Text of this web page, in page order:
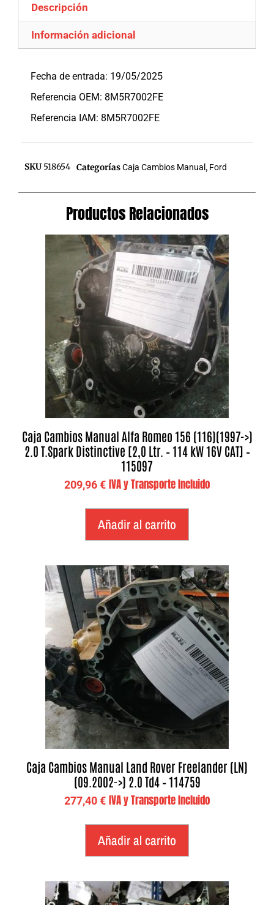
Descripción
Información adicional
Fecha de entrada: 19/05/2025
Referencia OEM: 8M5R7002FE
Referencia IAM: 8M5R7002FE
SKU 518654 CategoríasCaja Cambios Manual , Ford
Productos Relacionados
Caja Cambios Manual Alfa Romeo 156 (116)(1997->)
2.0 T.Spark Distinctive [2,0 Ltr. – 114 kW 16V CAT] –
115097
209,96€ IVA y Transporte Incluido
Añadir al carrito
Caja Cambios Manual Land Rover Freelander (LN)
(09.2002->) 2.0 Td4 – 114759
277,40€ IVA y Transporte Incluido
Añadir al carrito